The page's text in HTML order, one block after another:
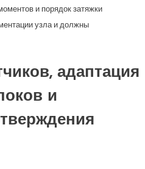
и порядок затяжки
узла и должны
адаптация
и